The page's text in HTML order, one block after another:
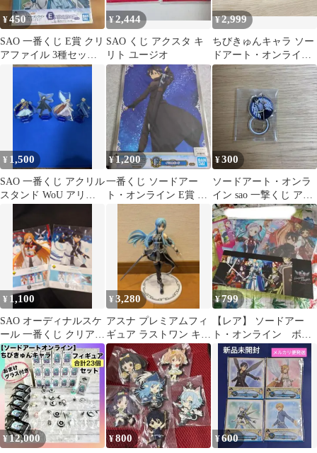
¥450
SAO 一番くじ E賞 クリ
アファイル 3種セット
アスナ シノン ユージ
¥2,444
SAO くじ アクスタ キ
リト ユージオ
¥2,999
ちびきゅんキャラ ソー
ドアート・オンライ
ン マザーズ・ロザリ
オ 一番くじ
¥ 1,500
SAO 一番くじ アクリル
スタンド WoU アリシ
¥1,200
一番くじ ソードアー
ト・オンライン E賞 イ
¥300
ソードアート・オンラ
イン sao 一撃くじ アク
スタ キリト
¥ 1,100
SAO オーディナルスケ
ール 一番くじ クリアフ
ァイル
¥3,280
アスナ プレミアムフィ
ギュア ラストワン キリ
トカラーver
¥799
【レア】 ソードアー
ト・オンライン ボー
ルペン クリアファイ
ル ブックカバー
¥12,000 ¥800 ¥600